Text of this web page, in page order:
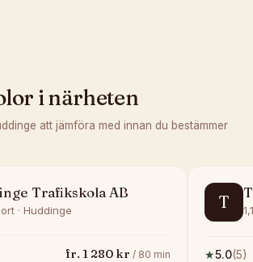
i närheten
att jämföra med innan du bestämmer
Trafikskola AB
· Huddinge
fr. 1 280kr / 80 min
T
★5.0(5)